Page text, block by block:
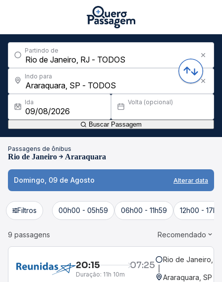
Partindo de
Indo para
Ida Volta (opcional)
Buscar Passagem
Passagens de ônibus
Rio de Janeiro Araraquara
Domingo, 09 de Agosto Alterar data
Filtros 00h00 - 05h59 06h00 - 11h59 12h00 -
9 passagens Recomendado
20:15 07:25
Duração: 11h 10m
Rio de Janeiro,
Araraquara, SP -